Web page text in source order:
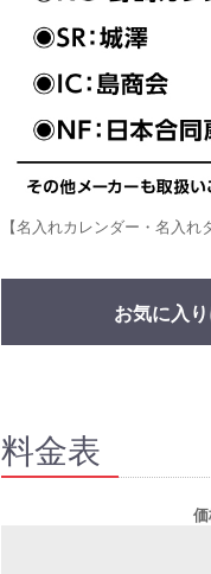
【名入れカレンダー・名入
お気に入
料金表